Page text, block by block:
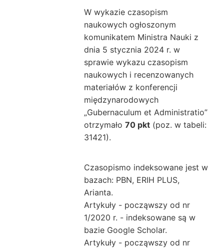
W wykazie czasopism
naukowych ogłoszonym
komunikatem Ministra Nauki z
dnia 5 stycznia 2024 r. w
sprawie wykazu czasopism
naukowych i recenzowanych
materiałów z konferencji
międzynarodowych
„Gubernaculum et Administratio”
otrzymało 70 pkt (poz. w tabeli:
31421).
Czasopismo indeksowane jest w
bazach: PBN, ERIH PLUS,
Arianta.
Artykuły - począwszy od nr
1/2020 r. - indeksowane są w
bazie Google Scholar.
Artykuły - począwszy od nr